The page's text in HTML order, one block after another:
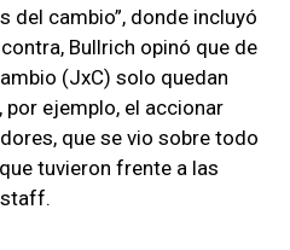
del cambio”, donde incluyó
Bullrich opinó que de
(JxC) solo quedan
por ejemplo, el accionar
que se vio sobre todo
tuvieron frente a las